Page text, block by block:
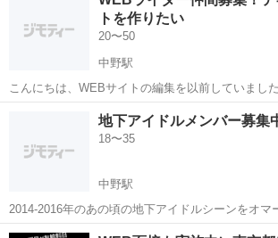
トを作りたい
20〜50
中野駅
こんにちは、WEBサイトの編集を以前していまし
キストサイトをつくりたいなと思ってます。 イメ
近いのかもしれませんが、 昨今、本もなかなか読
が、 面白い切り口...
世田谷区 中野駅 仲間
地下アイドルメンバー募集
18〜35
中野駅
2014-2016年のあの頃の地下アイドルシーンをオマ
の新メンバー募集中❗️ その名は ウルトラめっちゃ凄く良いグループ
東京 中野区 中野駅 その他 地下ア